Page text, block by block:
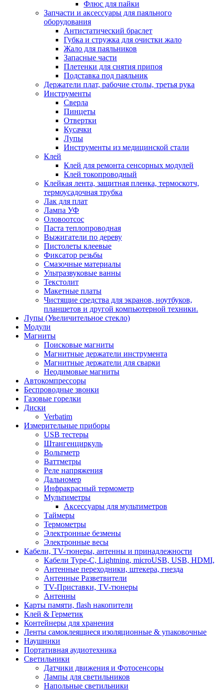
Флюс для пайки
Запчасти и аксессуары для паяльного
оборудования
Антистатический браслет
Губка и стружка для очистки жало
Жало для паяльников
Запасные части
Плетенки для снятия припоя
Подставка под паяльник
Держатели плат, рабочие столы, третья рука
Инструменты
Сверла
Пинцеты
Отвертки
Кусачки
Лупы
Инструменты из медицинской стали
Клей
Клей для ремонта сенсорных модулей
Клей токопроводный
Клейкая лента, защитная пленка, термоскотч,
термоусадочная трубка
Лак для плат
Лампа УФ
Оловоотсос
Паста теплопроводная
Выжигатели по дереву
Пистолеты клеевые
Фиксатор резьбы
Смазочные материалы
Ультразвуковые ванны
Текстолит
Макетные платы
Чистящие средства для экранов, ноутбуков,
планшетов и другой компьютерной техники.
Лупы (Увеличительное стекло)
Модули
Магниты
Поисковые магниты
Магнитные держатели инструмента
Магнитные держатели для сварки
Неодимовые магниты
Автокомпрессоры
Беспроводные звонки
Газовые горелки
Диски
Verbatim
Измерительные приборы
USB тестеры
Штангенциркуль
Вольтметр
Ваттметры
Реле напряжения
Дальномер
Инфракрасный термометр
Мультиметры
Аксессуары для мультиметров
Таймеры
Термометры
Электронные безмены
Электронные весы
Кабели, TV-тюнеры, антенны и принадлежности
Кабели Type-C, Lightning, microUSB, USB, HDMI,
Антенные переходники, штекера, гнезда
Антенные Разветвители
TV-Приставки, TV-тюнеры
Антенны
Карты памяти, flash накопители
Клей & Герметик
Контейнеры для хранения
Ленты самоклеящиеся изоляционные & упаковочные
Наушники
Портативная аудиотехника
Светильники
Датчики движения и Фотосенсоры
Лампы для светильников
Напольные светильники